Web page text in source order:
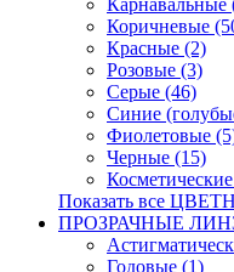
Карнавальные
Коричневые
Красные (2)
Розовые (3)
Серые (46)
Синие
Фиолетовые
Черные (15)
Показать все
ПРОЗРАЧНЫЕ
Годовые (1)